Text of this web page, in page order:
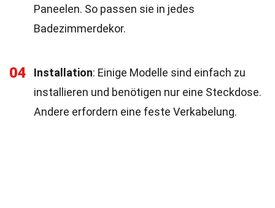
Paneelen. So passen sie in jedes
Badezimmerdekor.
04 Installation: Einige Modelle sind einfach zu
installieren und benötigen nur eine Steckdose.
Andere erfordern eine feste Verkabelung.